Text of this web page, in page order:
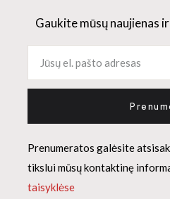
Gaukite mūsų naujienas
Prenumeratos galėsite
tikslui mūsų kontaktinę
taisyklėse